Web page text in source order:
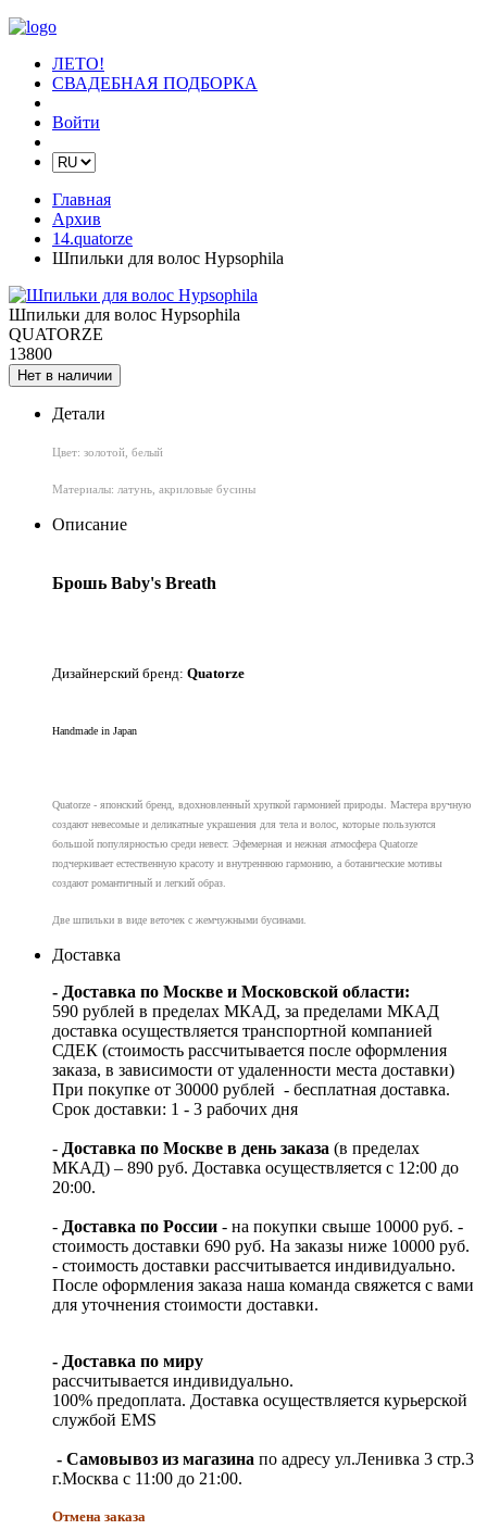
ЛЕТО!
СВАДЕБНАЯ ПОДБОРКА
Войти
Главная
Архив
14.quatorze
Шпильки для волос Hypsophila
Шпильки для волос Hypsophila
QUATORZE
13800
Нет в наличии
Детали
Цвет: золотой, белый
Материалы: латунь, акриловые бусины
Описание
Брошь Baby's Breath
Дизайнерский бренд: Quatorze
Handmade in Japan
Quatorze - японский бренд, вдохновленный хрупкой гармонией природы. Мастера вручную
создают невесомые и деликатные украшения для тела и волос, которые пользуются
большой популярностью среди невест. Эфемерная и нежная атмосфера Quatorze
подчеркивает естественную красоту и внутреннюю гармонию, а ботанические мотивы
создают романтичный и легкий образ.
Две шпильки в виде веточек с жемчужными бусинами.
Доставка
- Доставка по Москве и Московской области:
590 рублей в пределах МКАД, за пределами МКАД
доставка осуществляется транспортной компанией
СДЕК (стоимость рассчитывается после оформления
заказа, в зависимости от удаленности места доставки)
При покупке от 30000 рублей - бесплатная доставка.
Срок доставки: 1 - 3 рабочих дня
- Доставка по Москве в день заказа (в пределах
МКАД) – 890 руб. Доставка осуществляется с 12:00 до
20:00.
- Доставка по России - на покупки свыше 10000 руб. -
стоимость доставки 690 руб. На заказы ниже 10000 руб.
- стоимость доставки рассчитывается индивидуально.
После оформления заказа наша команда свяжется с вами
для уточнения стоимости доставки.
- Доставка по миру
рассчитывается индивидуально.
100% предоплата. Доставка осуществляется курьерской
службой EMS
- Самовывоз из магазина по адресу ул.Ленивка 3 стр.3
г.Москва с 11:00 до 21:00.
Отмена заказа